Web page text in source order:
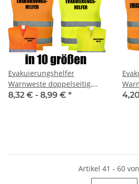
Evakuierungshelfer
Warnweste doppelseitig,
doppelzeilig in 10 größen
8,32 € - 8,99 € *
Artikel 41 - 60